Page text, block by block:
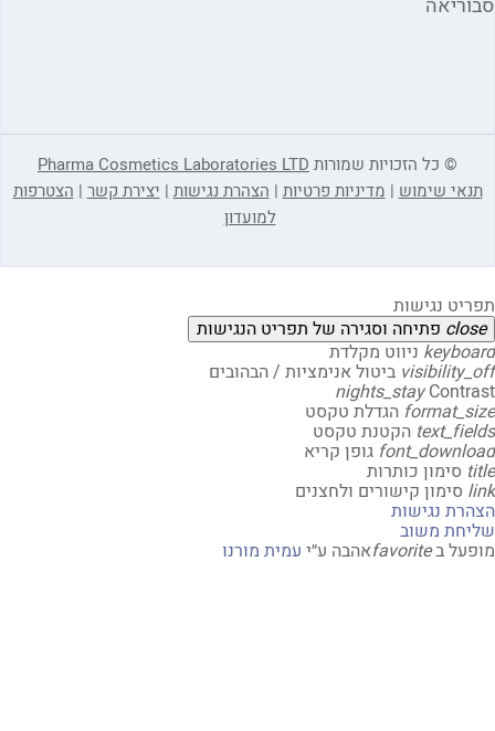
© כל הזכויות שמורותPharma Cosmetics Laboratories LTD
שימוש|מדיניות פרטיות|הצהרת נגישות|יצירת קשר | הצטרפות
למועדון
נגישות
פתיחה וסגירה של תפריט הנגישות
ניווט מקלדת
ביטול אנימציות / הבהובים
nights_stay
הגדלת טקסט
הקטנת טקסט
גופן קריא
סימון כותרות
סימון קישורים ולחצנים
נגישות
משוב
בfavoriteאהבהע״יעמית מורנו